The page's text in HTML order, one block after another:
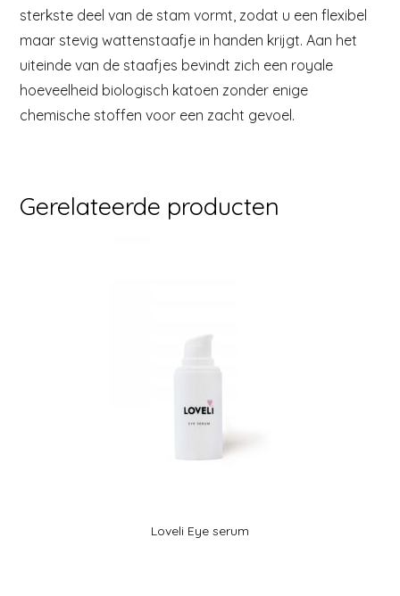
sterkste deel van de stam vormt, zodat u een flexibel
maar stevig wattenstaafje in handen krijgt. Aan het
uiteinde van de staafjes bevindt zich een royale
hoeveelheid biologisch katoen zonder enige
chemische stoffen voor een zacht gevoel.
Gerelateerde producten
Loveli Eye serum